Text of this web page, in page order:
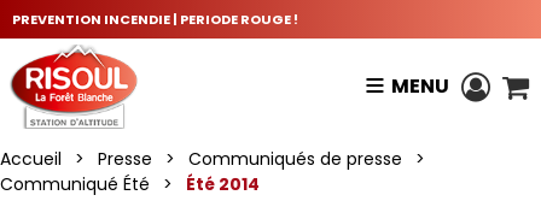
PREVENTION INCENDIE | PERIODE ROUGE !
MENU
Accueil > Presse > Communiqués de presse
>
Communiqué Été
> Été 2014